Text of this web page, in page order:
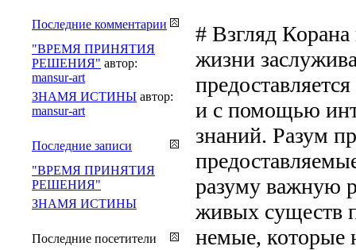
# Взгляд Корана
жизни
и с помощью
знаний. Разум
разуму важную
живых существ
немые, которые
Последние комментарии
"ВРЕМЯ ПРИНЯТИЯ
РЕШЕНИЯ" автор:
mansur-art
ЗНАМЯ ИСТИНЫ автор:
mansur-art
Последние записи
"ВРЕМЯ ПРИНЯТИЯ
РЕШЕНИЯ"
ЗНАМЯ ИСТИНЫ
Последние посетители